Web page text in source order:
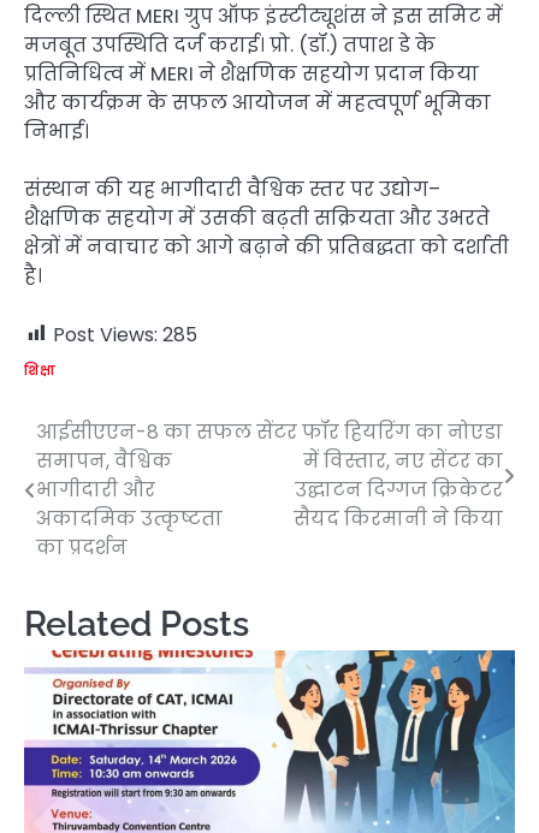
दिल्ली स्थित MERI ग्रुप ऑफ इंस्टीट्यूशंस ने इस समिट में
मजबूत उपस्थिति दर्ज कराई। प्रो. (डॉ.) तपाश डे के
प्रतिनिधित्व में MERI ने शैक्षणिक सहयोग प्रदान किया
और कार्यक्रम के सफल आयोजन में महत्वपूर्ण भूमिका
निभाई।
संस्थान की यह भागीदारी वैश्विक स्तर पर उद्योग–
शैक्षणिक सहयोग में उसकी बढ़ती सक्रियता और उभरते
क्षेत्रों में नवाचार को आगे बढ़ाने की प्रतिबद्धता को दर्शाती
है।
Post Views: 285
शिक्षा
Post
navigation
आईसीएएन-8 का सफल
समापन, वैश्विक
भागीदारी और
अकादमिक उत्कृष्टता
का प्रदर्शन
सेंटर फॉर हियरिंग का नोएडा
में विस्तार, नए सेंटर का
उद्घाटन दिग्गज क्रिकेटर
सैयद किरमानी ने किया
Related Posts